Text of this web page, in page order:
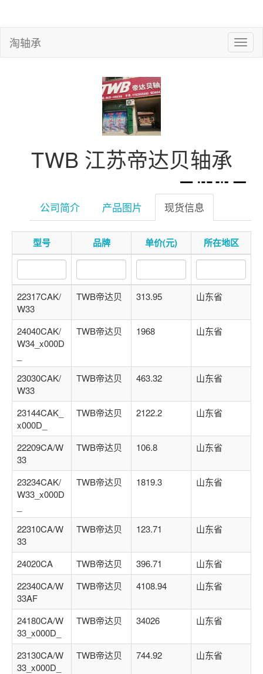
淘轴承
微信扫一扫
点击菜单更好用
TWB 江苏帝达贝轴承
公司简介 产品图片 现货信息
型号 品牌 单价(元) 所在地区
22317CAK/
W33
TWB帝达贝 313.95 山东省
24040CAK/
W34_x000D
TWB帝达贝 1968 山东省
23030CAK/
W33
TWB帝达贝 463.32 山东省
23144CAK_
x000D_
TWB帝达贝 2122.2 山东省
22209CA/W
33
TWB帝达贝 106.8 山东省
23234CAK/
W33_x000D
TWB帝达贝 1819.3 山东省
22310CA/W
33
TWB帝达贝 123.71 山东省
24020CA TWB帝达贝 396.71
山东省
22340CA/W
33AF
TWB帝达贝 4108.94 山东省
24180CA/W
33_x000D_
TWB帝达贝 34026 山东省
23130CA/W
33_x000D_
TWB帝达贝 744.92 山东省